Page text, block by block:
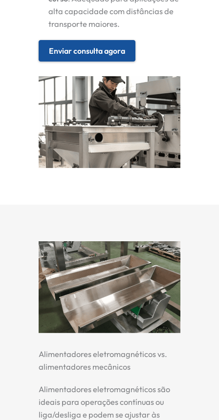
alta capacidade com distâncias de
transporte maiores.
Enviar consulta agora
Alimentadores eletromagnéticos vs.
alimentadores mecânicos
Alimentadores eletromagnéticos são
ideais para operações contínuas ou
liga/desliga e podem se ajustar às